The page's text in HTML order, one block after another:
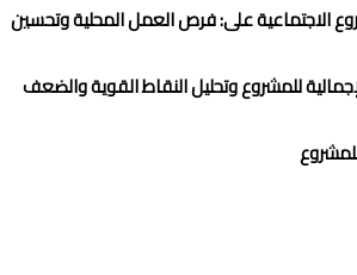
الاجتماعية على: فرص العمل المحلية وتحسين
للمشروع وتحليل النقاط القوية والضعف